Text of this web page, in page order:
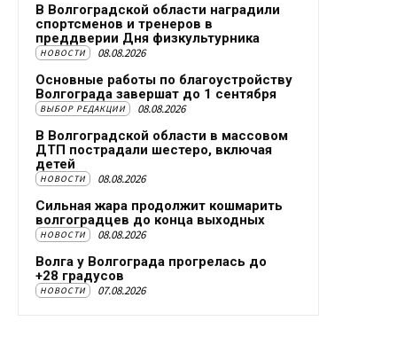
В Волгоградской области наградили
спортсменов и тренеров в
преддверии Дня физкультурника
НОВОСТИ 08.08.2026
Основные работы по благоустройству
Волгограда завершат до 1 сентября
ВЫБОР РЕДАКЦИИ 08.08.2026
В Волгоградской области в массовом
ДТП пострадали шестеро, включая
детей
НОВОСТИ 08.08.2026
Сильная жара продолжит кошмарить
волгоградцев до конца выходных
НОВОСТИ 08.08.2026
Волга у Волгограда прогрелась до
+28 градусов
НОВОСТИ 07.08.2026